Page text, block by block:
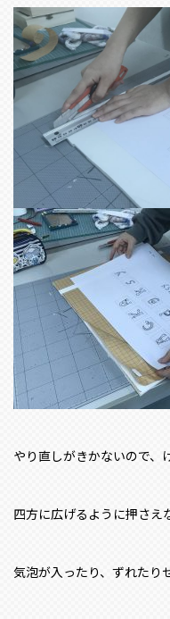
やり直しがきかないので、
四方に広げるように押さえ
気泡が入ったり、ずれたり